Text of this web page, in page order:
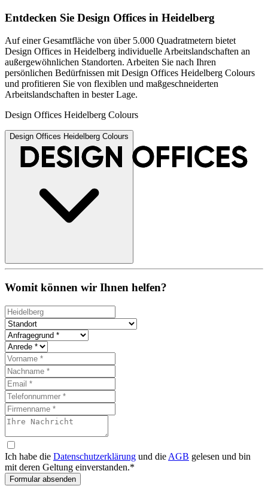
Entdecken Sie Design Offices in Heidelberg
Auf einer Gesamtfläche von über 5.000 Quadratmetern bietet
Design Offices in Heidelberg individuelle Arbeitslandschaften an
außergewöhnlichen Standorten. Arbeiten Sie nach Ihren
persönlichen Bedürfnissen mit Design Offices Heidelberg Colours
und profitieren Sie von flexiblen und maßgeschneiderten
Arbeitslandschaften in bester Lage.
Design Offices Heidelberg Colours
Design Offices Heidelberg Colours
Womit können wir Ihnen helfen?
Ich habe die Datenschutzerklärung und die AGB gelesen und bin
mit deren Geltung einverstanden.*
Formular absenden